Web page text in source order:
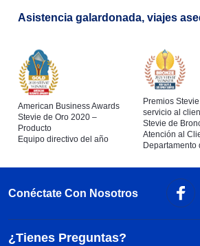
Asistencia galardonada, viajes
American Business Awards
Stevie de Oro 2020 –
Producto
Equipo directivo del año
Premios
servicio al
Stevie de
Atención al
Departamento
Conéctate Con Nosotros
¿Tienes Preguntas?